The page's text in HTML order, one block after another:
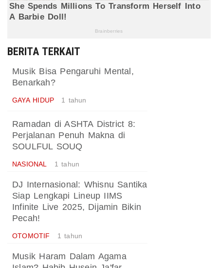
BERITA TERKAIT
Musik Bisa Pengaruhi Mental,
Benarkah?
GAYA HIDUP 1 tahun
Ramadan di ASHTA District 8:
Perjalanan Penuh Makna di
SOULFUL SOUQ
NASIONAL 1 tahun
DJ Internasional: Whisnu Santika
Siap Lengkapi Lineup IIMS
Infinite Live 2025, Dijamin Bikin
Pecah!
OTOMOTIF 1 tahun
Musik Haram Dalam Agama